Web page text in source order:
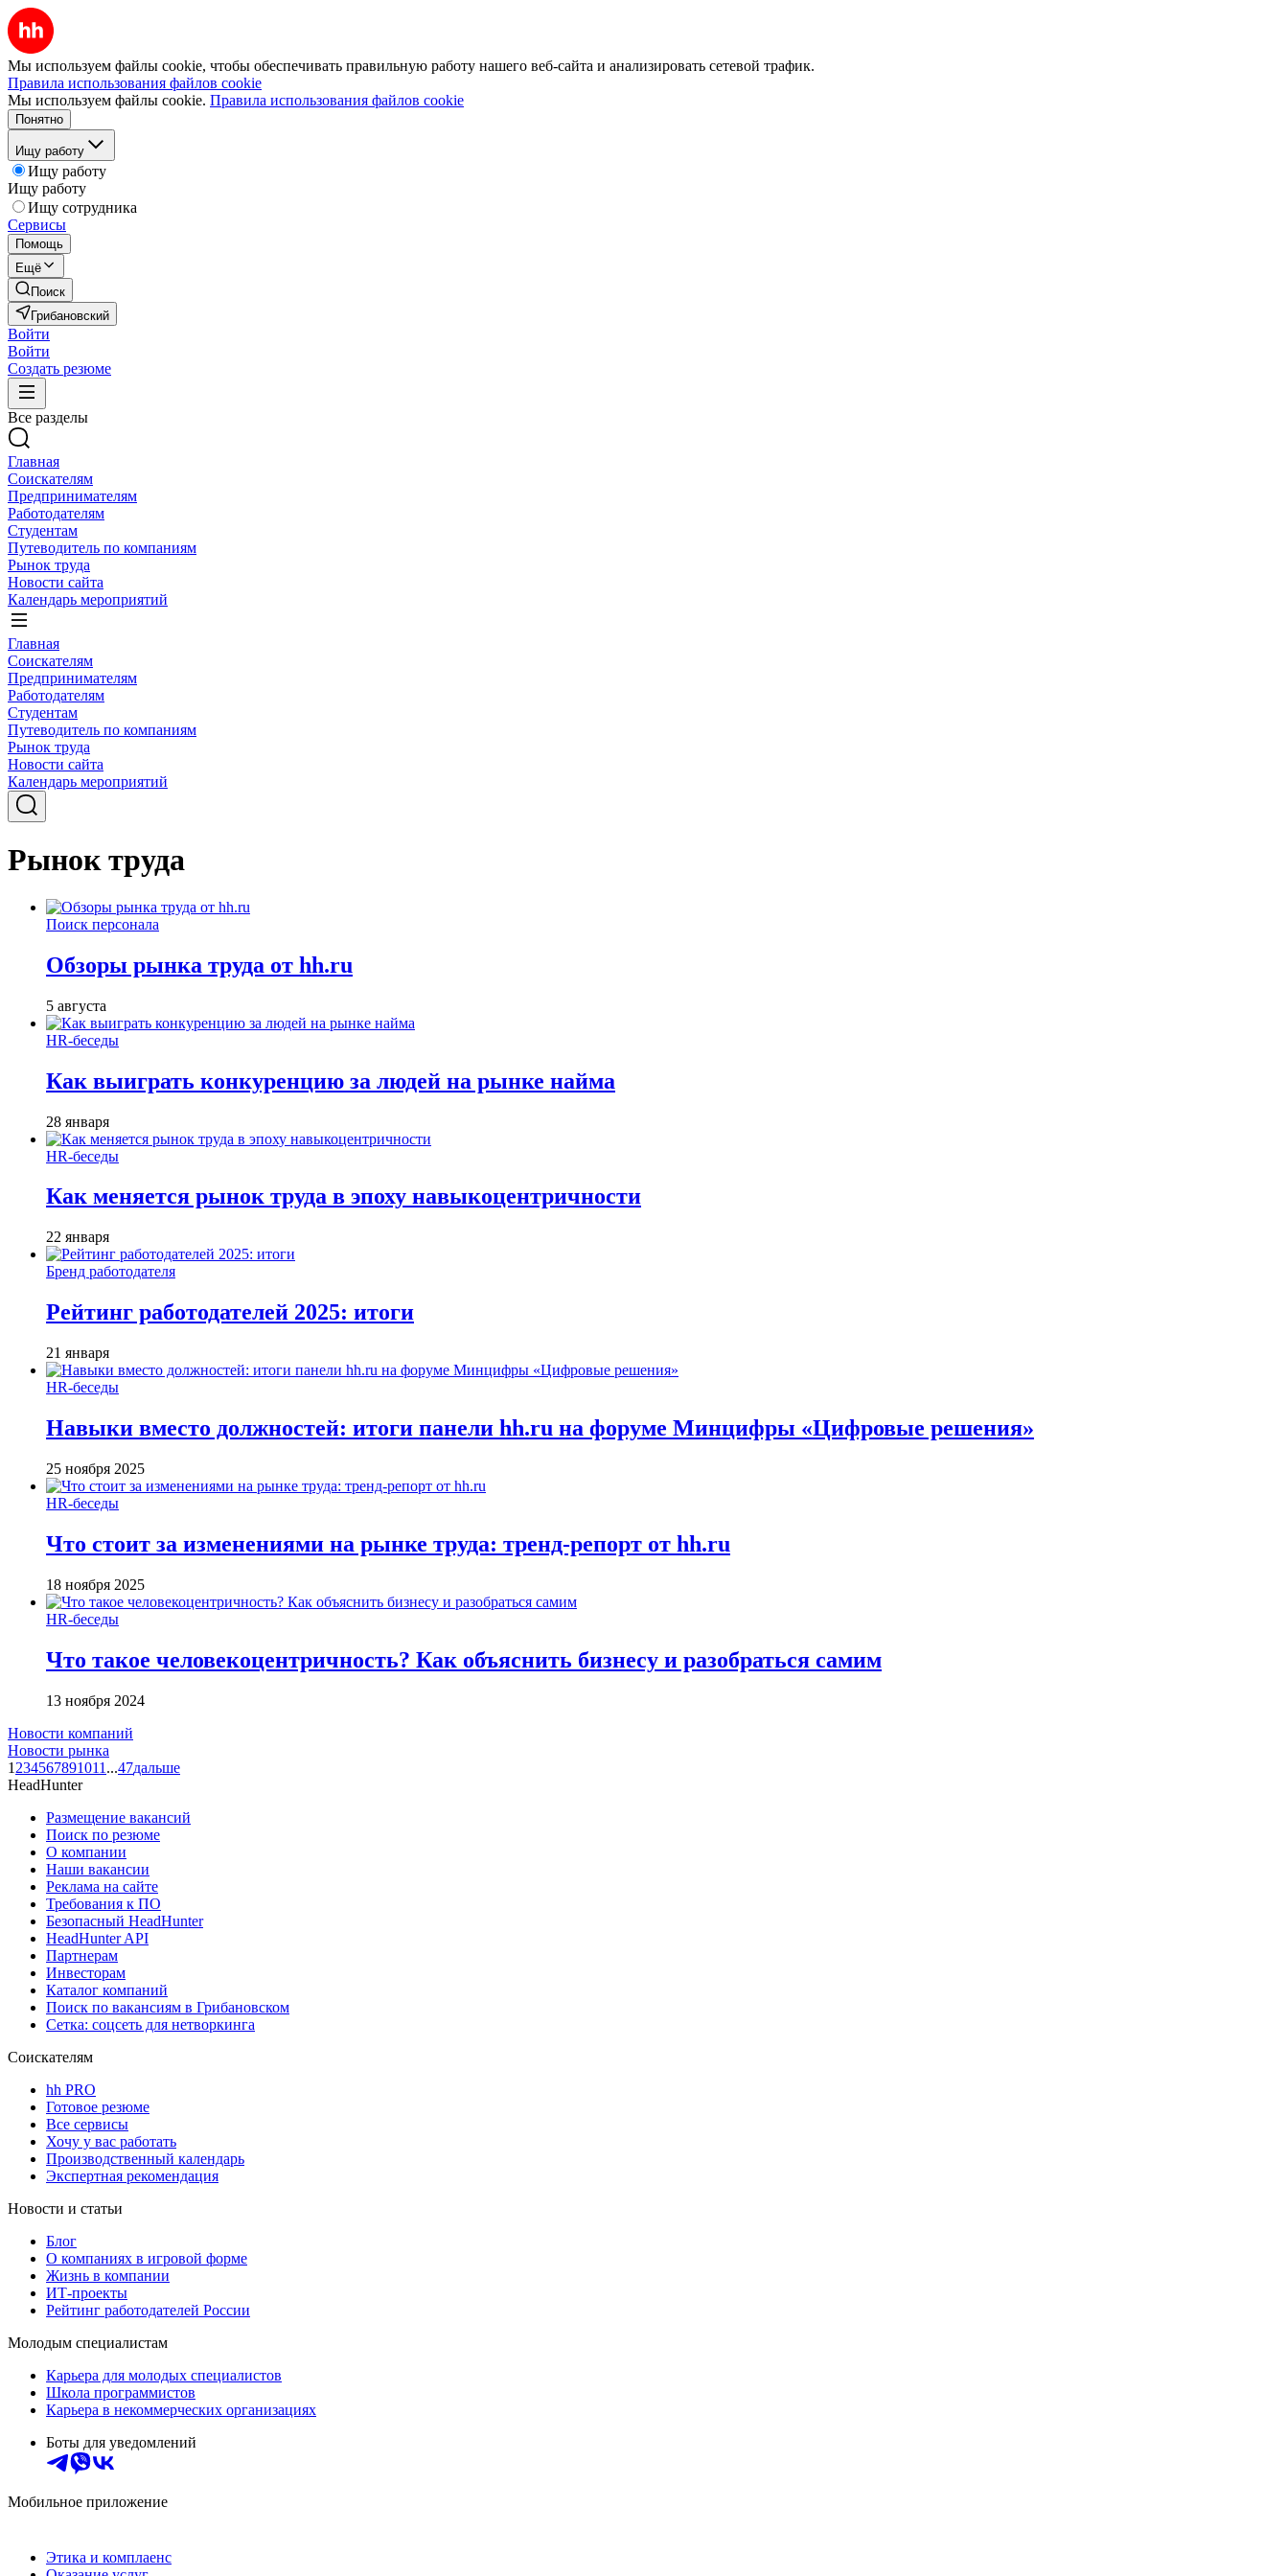
Мы используем файлы cookie, чтобы обеспечивать правильную работу нашего веб-сайта и анализировать сетевой трафик.
Правила использования файлов cookie
Мы используем файлы cookie. Правила использования файлов cookie
Понятно
Ищу работу
Ищу работу
Ищу работу
Ищу сотрудника
Сервисы
Помощь
Ещё
Поиск
Грибановский
Войти
Войти
Создать резюме
Все разделы
Главная
Соискателям
Предпринимателям
Работодателям
Студентам
Путеводитель по компаниям
Рынок труда
Новости сайта
Календарь мероприятий
Главная
Соискателям
Предпринимателям
Работодателям
Студентам
Путеводитель по компаниям
Рынок труда
Новости сайта
Календарь мероприятий
Рынок труда
Поиск персонала
Обзоры рынка труда от hh.ru
5 августа
HR-беседы
Как выиграть конкуренцию за людей на рынке найма
28 января
HR-беседы
Как меняется рынок труда в эпоху навыкоцентричности
22 января
Бренд работодателя
Рейтинг работодателей 2025: итоги
21 января
HR-беседы
Навыки вместо должностей: итоги панели hh.ru на форуме Минцифры «Цифровые решения»
25 ноября 2025
HR-беседы
Что стоит за изменениями на рынке труда: тренд-репорт от hh.ru
18 ноября 2025
HR-беседы
Что такое человеко­центричность? Как объяснить бизнесу и разобраться самим
13 ноября 2024
Новости компаний
Новости рынка
1 234567891011 ...47дальше
HeadHunter
Размещение вакансий
Поиск по резюме
О компании
Наши вакансии
Реклама на сайте
Требования к ПО
Безопасный HeadHunter
HeadHunter API
Партнерам
Инвесторам
Каталог компаний
Поиск по вакансиям в Грибановском
Сетка: соцсеть для нетворкинга
Соискателям
hh PRO
Готовое резюме
Все сервисы
Хочу у вас работать
Производственный календарь
Экспертная рекомендация
Новости и статьи
Блог
О компаниях в игровой форме
Жизнь в компании
ИТ-проекты
Рейтинг работодателей России
Молодым специалистам
Карьера для молодых специалистов
Школа программистов
Карьера в некоммерческих организациях
Боты для уведомлений
Мобильное приложение
Этика и комплаенс